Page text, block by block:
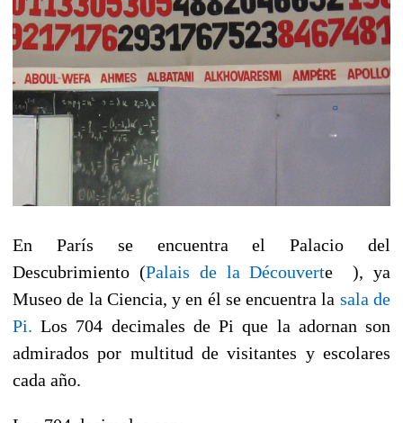
En París se encuentra el Palacio del
Descubrimiento (Palais de la Découverte ), ya
Museo de la Ciencia, y en él se encuentra la sala de
Pi. Los 704 decimales de Pi que la adornan son
admirados por multitud de visitantes y escolares
cada año.